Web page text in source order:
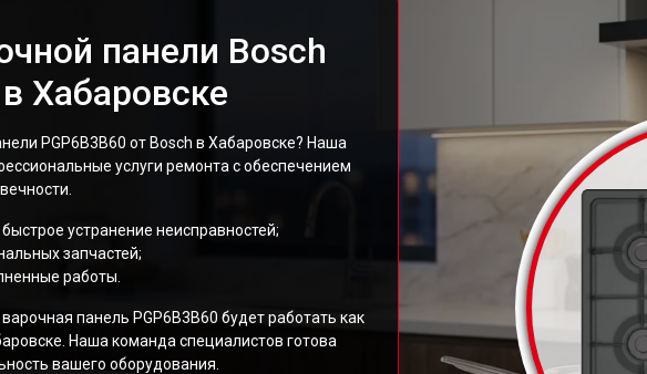
панели Bosch
Хабаровске
PGP6B3B60 от Bosch в Хабаровске? Наша
услуги ремонта с обеспечением
устранение неисправностей;
запчастей;
работы.
панель PGP6B3B60 будет работать как
Наша команда специалистов готова
вашего оборудования.